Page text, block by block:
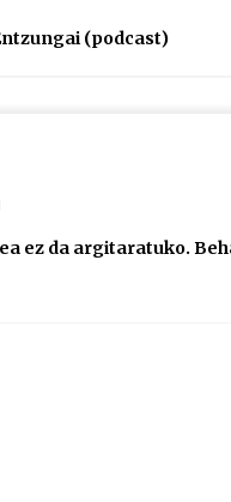
(podcast)
ez da argitaratuko.